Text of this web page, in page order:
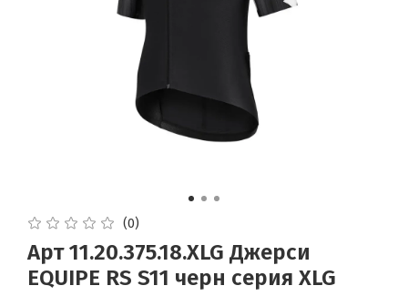
(0)
Арт 11.20.375.18.XLG Джерси
EQUIPE RS S11 черн серия XLG